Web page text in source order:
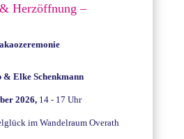
Herzöffnung –
& Elke Schenkmann
2026,14 - 17 Uhr
im Wandelraum Overath